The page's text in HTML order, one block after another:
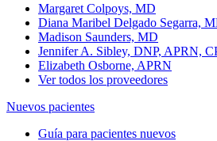
Margaret Colpoys, MD
Diana Maribel Delgado Segarra,
Madison Saunders, MD
Jennifer A. Sibley, DNP, APRN,
Elizabeth Osborne, APRN
Ver todos los proveedores
Nuevos pacientes
Guía para pacientes nuevos